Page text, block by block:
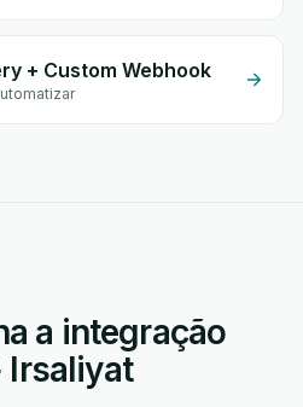
+ Custom Webhook
a integração
Irsaliyat